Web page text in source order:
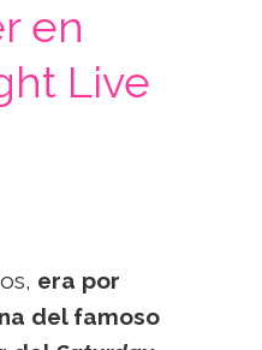
en
Live
era por
del famoso